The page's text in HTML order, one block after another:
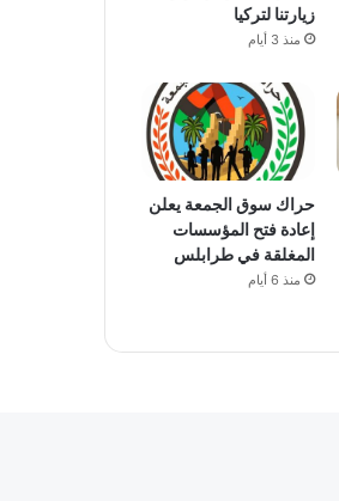
زيارتنا لتركيا
منذ 3 أيام
حراك سوق الجمعة يعلن
إعادة فتح المؤسسات
المغلقة في طرابلس
منذ 6 أيام